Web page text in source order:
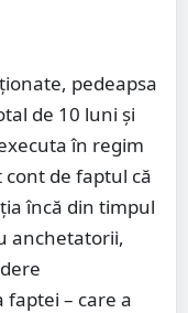
pedeapsa
de 10 luni și
în regim
de faptul că
încă din timpul
anchetatorii,
– care a